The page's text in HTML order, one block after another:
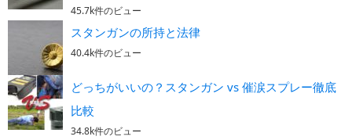
45.7k件のビュー
スタンガンの所持と法律
40.4k件のビュー
どっちがいいの？スタンガン vs 催涙スプレー徹底
比較
34.8k件のビュー